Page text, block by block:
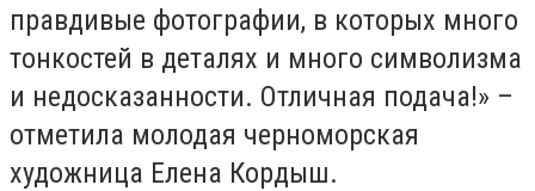
правдивые фотографии, в которых много
тонкостей в деталях и много символизма
и недосказанности. Отличная подача!» –
отметила молодая черноморская
художница Елена Кордыш.